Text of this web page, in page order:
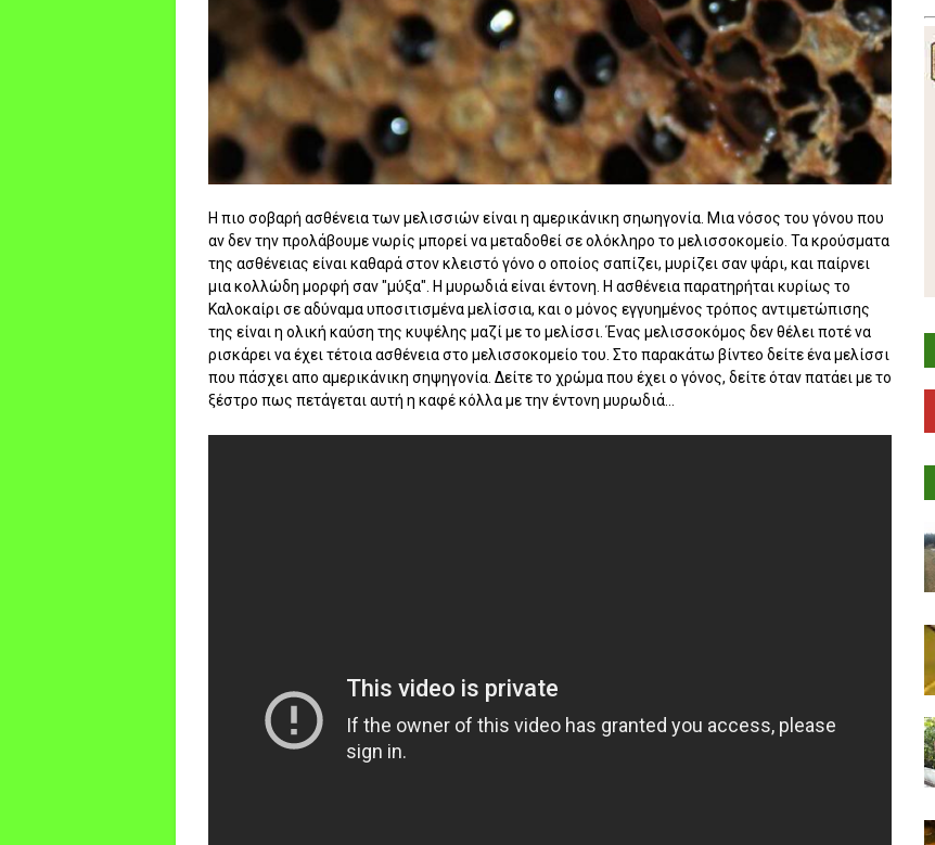
Η πιο σοβαρή ασθένεια των μελισσιών είναι η αμερικάνικη σηωηγονία. Μια νόσος του γόνου που
αν δεν την προλάβουμε νωρίς μπορεί να μεταδοθεί σε ολόκληρο το μελισσοκομείο. Τα κρούσματα
της ασθένειας είναι καθαρά στον κλειστό γόνο ο οποίος σαπίζει, μυρίζει σαν ψάρι, και παίρνει
μια κολλώδη μορφή σαν "μύξα". Η μυρωδιά είναι έντονη. Η ασθένεια παρατηρήται κυρίως το
Καλοκαίρι σε αδύναμα υποσιτισμένα μελίσσια, και ο μόνος εγγυημένος τρόπος αντιμετώπισης
της είναι η ολική καύση της κυψέλης μαζί με το μελίσσι. Ένας μελισσοκόμος δεν θέλει ποτέ να
ρισκάρει να έχει τέτοια ασθένεια στο μελισσοκομείο του. Στο παρακάτω βίντεο δείτε ένα μελίσσι
που πάσχει απο αμερικάνικη σηψηγονία. Δείτε το χρώμα που έχει ο γόνος, δείτε όταν πατάει με το
ξέστρο πως πετάγεται αυτή η καφέ κόλλα με την έντονη μυρωδιά...